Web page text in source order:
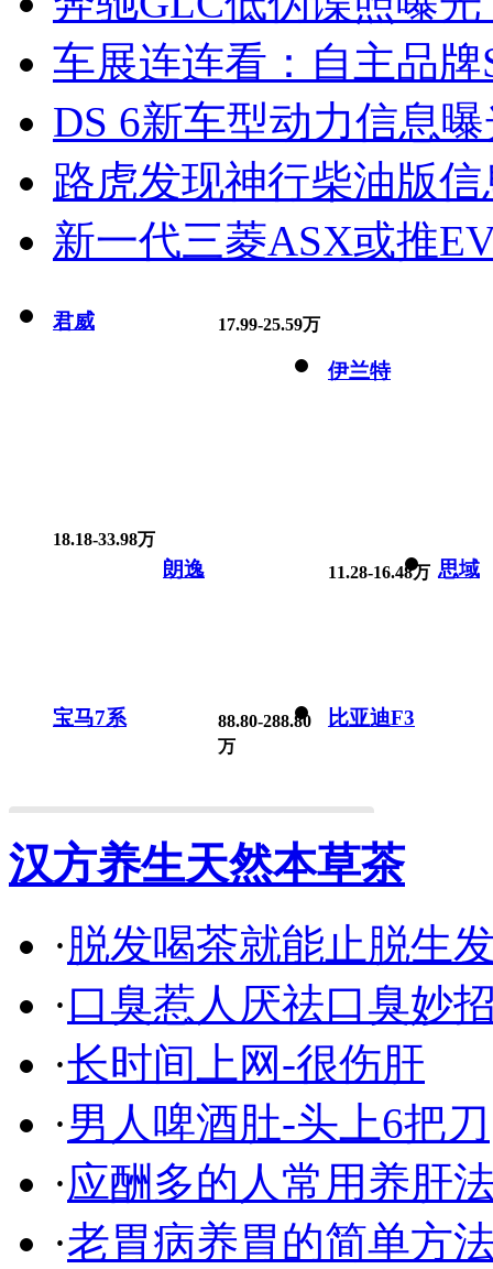
车展连连看：自主品牌
DS 6新车型动力信息
路虎发现神行柴油版
新一代三菱ASX或推
君威 17.99-25.59万
伊兰特
18.18-33.98万
朗逸 11.28-16.48万 思域
宝马7系
88.80-288.80
万
比亚迪F3
汉方养生天然本草茶
·脱发喝茶就能止脱生
·口臭惹人厌祛口臭妙
·长时间上网-很伤肝
·男人啤酒肚-头上6把刀
·应酬多的人常用养肝
·老胃病养胃的简单方